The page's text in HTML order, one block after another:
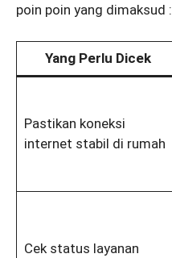
poin poin yang dimaksud :
Yang Perlu Dicek
Pastikan koneksi
internet stabil di rumah
Cek status layanan